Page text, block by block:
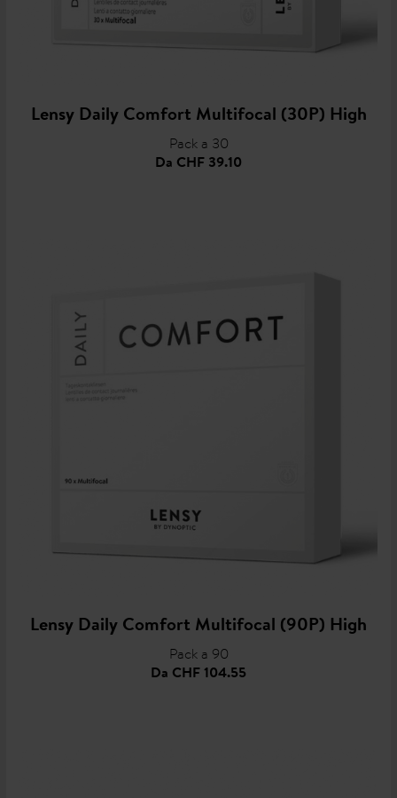
Lensy Daily Comfort Multifocal (30P) High
Pack a 30
Da CHF 39.10
Lensy Daily Comfort Multifocal (90P) High
Pack a 90
Da CHF 104.55